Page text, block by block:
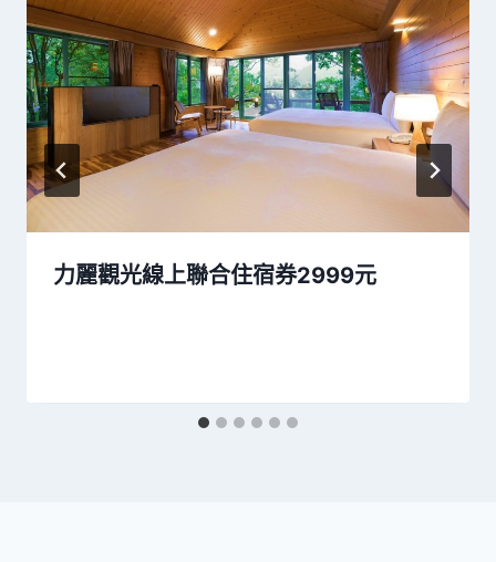
力麗觀光線上聯合住宿券2999元